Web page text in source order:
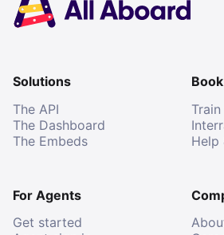
Solutions
The API
The Dashboard
The Embeds
Help
For Agents
Get started